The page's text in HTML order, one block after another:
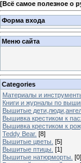
[Всё самое полезное о
Форма входа
Меню сайта
Categories
Материалы и
Книги и журналы по
Вышитые
Вышивка крестиком к
Вышивка крестиком к
Teddy Bear. [8]
Вышитые цветы. [5]
Вышитые птицы. [1]
Вышитые натюрморты. [0]